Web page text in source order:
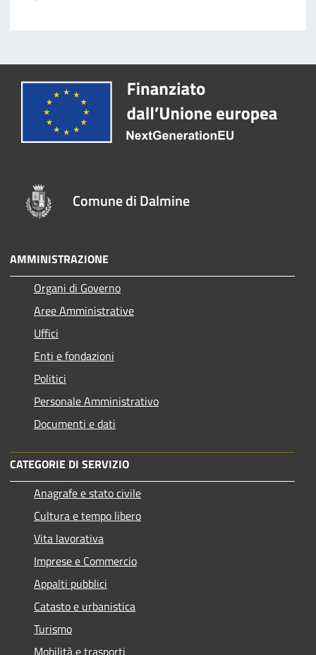
Comune di Dalmine
AMMINISTRAZIONE
Organi di Governo
Aree Amministrative
Uffici
Enti e fondazioni
Politici
Personale Amministrativo
Documenti e dati
CATEGORIE DI SERVIZIO
Anagrafe e stato civile
Cultura e tempo libero
Vita lavorativa
Imprese e Commercio
Appalti pubblici
Catasto e urbanistica
Turismo
Mobilità e trasporti